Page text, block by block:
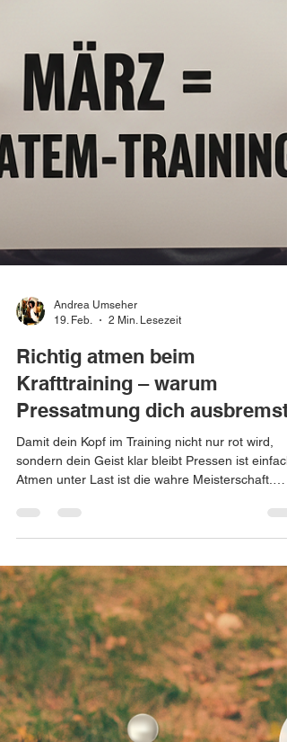
Andrea Umseher
19. Feb.
2 Min. Lesezeit
Richtig atmen beim
Krafttraining – warum
Atmen unter Last ist die wahre Meisterschaft.
Beim schweren Heben wird der Kopf rot, die
Muskeln spannen, die Luft bleibt stehen. Viele
trainieren hart – aber sie halten unbewusst die
Luft an.